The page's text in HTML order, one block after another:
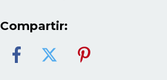
Compartir: